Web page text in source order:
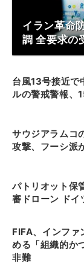
イラン革命
調 全要求の
台風13号接近で
ルの警戒警報、
サウジアラムコ
攻撃、フーシ派
パトリオット保
審ドローン ドイ
FIFA、インファ
める「組織的か
非難